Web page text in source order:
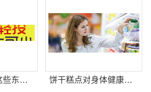
无极糖果布丁这些东西有销量吗 饼干糕点对身体健康有什么影响吗